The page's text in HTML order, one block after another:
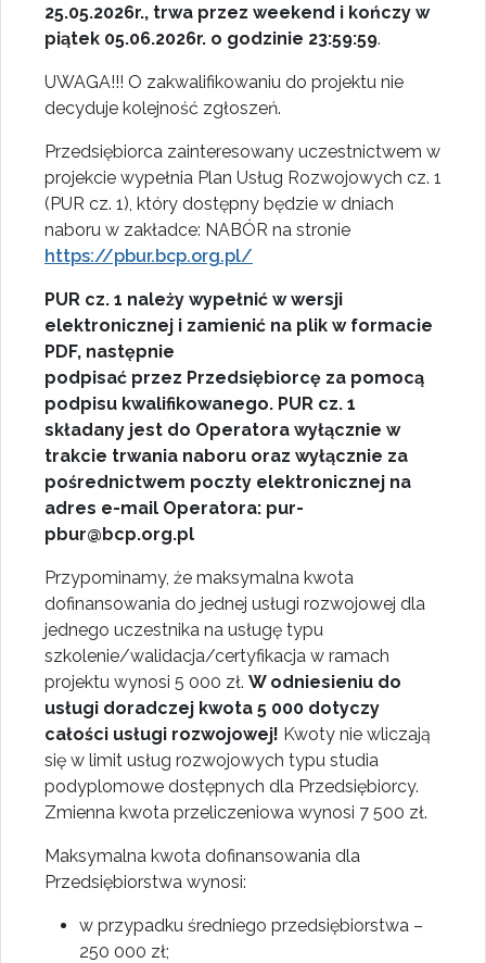
25.05.2026r., trwa przez weekend i kończy w
piątek 05.06.2026r. o godzinie 23:59:59.
UWAGA!!! O zakwalifikowaniu do projektu nie
decyduje kolejność zgłoszeń.
Przedsiębiorca zainteresowany uczestnictwem w
projekcie wypełnia Plan Usług Rozwojowych cz. 1
(PUR cz. 1), który dostępny będzie w dniach
naboru w zakładce: NABÓR na stronie
https://pbur.bcp.org.pl/
PUR cz. 1 należy wypełnić w wersji
elektronicznej i zamienić na plik w formacie
PDF, następnie
podpisać przez Przedsiębiorcę za pomocą
podpisu kwalifikowanego. PUR cz. 1
składany jest do Operatora wyłącznie w
trakcie trwania naboru oraz wyłącznie za
pośrednictwem poczty elektronicznej na
adres e-mail Operatora: pur-
pbur@bcp.org.pl
Przypominamy, że maksymalna kwota
dofinansowania do jednej usługi rozwojowej dla
jednego uczestnika na usługę typu
szkolenie/walidacja/certyfikacja w ramach
projektu wynosi 5 000 zł. W odniesieniu do
usługi doradczej kwota 5 000 dotyczy
całości usługi rozwojowej! Kwoty nie wliczają
się w limit usług rozwojowych typu studia
podyplomowe dostępnych dla Przedsiębiorcy.
Zmienna kwota przeliczeniowa wynosi 7 500 zł.
Maksymalna kwota dofinansowania dla
Przedsiębiorstwa wynosi:
w przypadku średniego przedsiębiorstwa –
250 000 zł;